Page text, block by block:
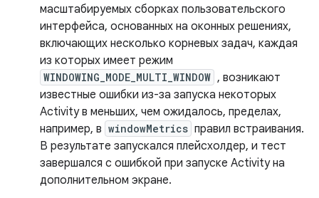
масштабируемых сборках пользовательского
интерфейса, основанных на оконных решениях,
включающих несколько корневых задач, каждая
из которых имеет режим
WINDOWING_MODE_MULTI_WINDOW , возникают
известные ошибки из-за запуска некоторых
Activity в меньших, чем ожидалось, пределах,
например, в windowMetrics правил встраивания.
В результате запускался плейсхолдер, и тест
завершался с ошибкой при запуске Activity на
дополнительном экране.